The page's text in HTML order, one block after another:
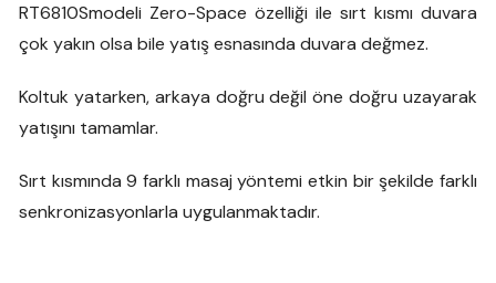
RT6810Smodeli Zero-Space özelliği ile sırt kısmı duvara
çok yakın olsa bile yatış esnasında duvara değmez.
Koltuk yatarken, arkaya doğru değil öne doğru uzayarak
yatışını tamamlar.
Sırt kısmında 9 farklı masaj yöntemi etkin bir şekilde farklı
senkronizasyonlarla uygulanmaktadır.